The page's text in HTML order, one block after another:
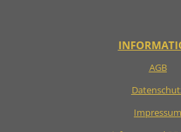
AGB
Impressum